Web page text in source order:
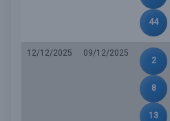
44
12/12/2025
09/12/2025
2
8
13